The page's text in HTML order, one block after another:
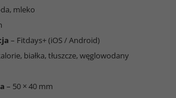
mleko
– Fitdays+ (iOS / Android)
białka, tłuszcze, węglowodany
– 50 × 40 mm